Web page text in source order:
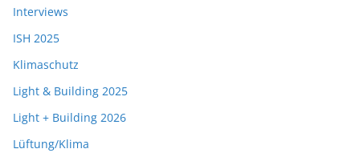
Interviews
ISH 2025
Klimaschutz
Light & Building 2025
Light + Building 2026
Lüftung/Klima